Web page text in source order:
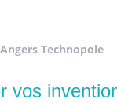
Angers Technopole
vos